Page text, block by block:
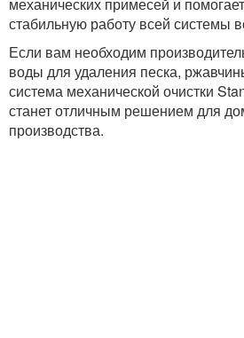
стабильную работу всей системы
Если вам необходим
воды для удаления песка,
система механической очистки
станет отличным решением для
производства.